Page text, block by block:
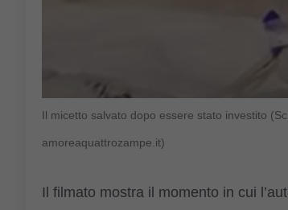
Il micetto salvato dopo essere stato investito
amoreaquattrozampe.it)
Il filmato mostra il momento in cui